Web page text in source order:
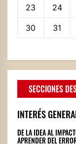
23 24
30
31
SECCIONES
INTERÉS
DE LA IDEA AL
APRENDER DEL